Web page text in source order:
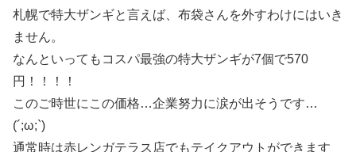
札幌で特大ザンギと言えば、布袋さんを外すわけにはいき
ません。
なんといってもコスパ最強の特大ザンギが7個で570
円！！！！
このご時世にこの価格…企業努力に涙が出そうです…
(´;ω;`)
通常時は赤レンガテラス店でもテイクアウトができます